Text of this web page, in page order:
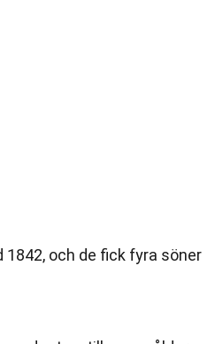
1842, och de fick fyra söner